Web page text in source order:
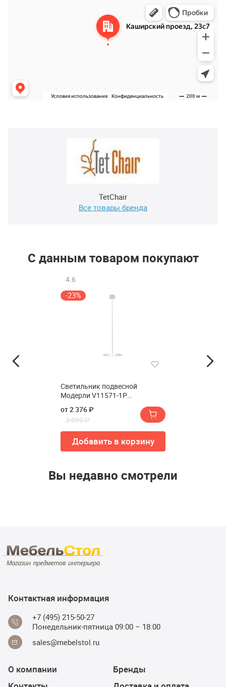
TetChair
Все товары бренда
С данным товаром покупают
4.6
-23%
Светильник подвесной
Модерли V11571-1P
подвесной Moderli V11571-1P
Scrumbel)
от 2 376 ₽
3 090 ₽
Добавить в корзину
Вы недавно смотрели
Контактная информация
+7 (495) 215-50-27
Понедельник-пятница 09:00 – 18:00
sales@mebelstol.ru
О компании
Бренды